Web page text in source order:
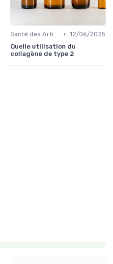
Santé des Articulations • 12/06/2025
Quelle utilisation du
collagène de type 2